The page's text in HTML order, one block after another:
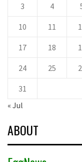
3 4
10 11
17 18
24 25
31
« Jul
ABOUT